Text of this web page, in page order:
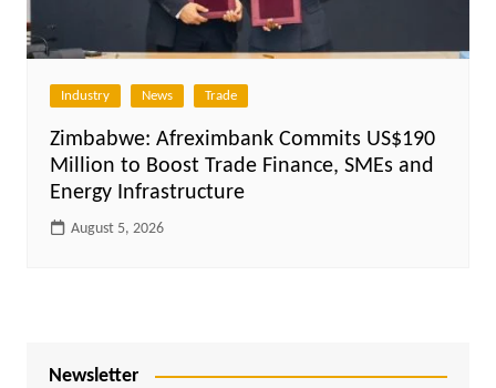
Industry News Trade
Zimbabwe: Afreximbank Commits US$190
Million to Boost Trade Finance, SMEs and
Energy Infrastructure
August 5, 2026
Newsletter